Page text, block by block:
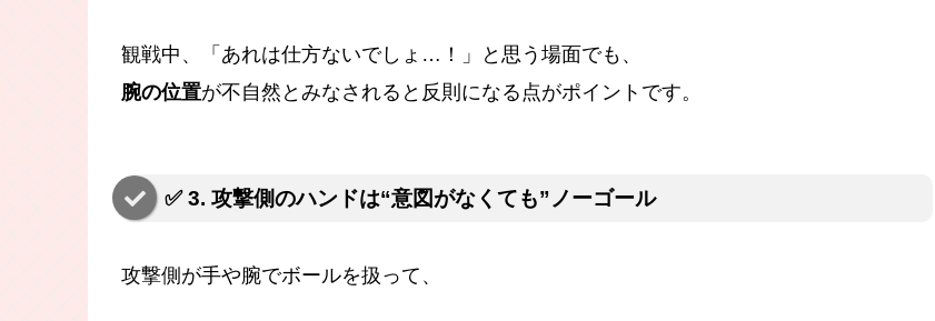
観戦中、「あれは仕方ないでしょ…！」と思う場面でも、
腕の位置が不自然とみなされると反則になる点がポイントです。
✅ 3. 攻撃側のハンドは“意図がなくても”ノーゴール
攻撃側が手や腕でボールを扱って、